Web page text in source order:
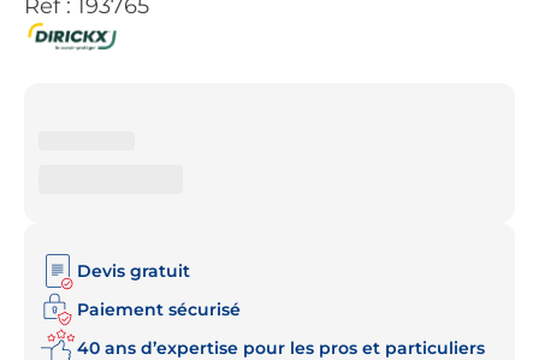
Ref : 193765
Devis gratuit
Paiement sécurisé
40 ans d’expertise pour les pros et particuliers